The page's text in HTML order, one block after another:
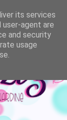
its services
user-agent are
and security
usage